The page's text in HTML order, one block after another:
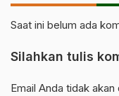
Saat ini belum ada
Silahkan tulis
Email Anda tidak